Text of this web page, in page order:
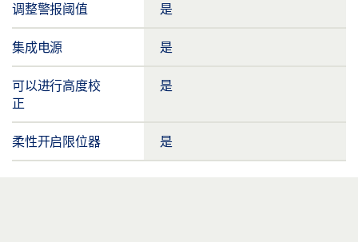
调整警报阈值 是
集成电源 是
可以进行高度校
正
是
柔性开启限位器 是